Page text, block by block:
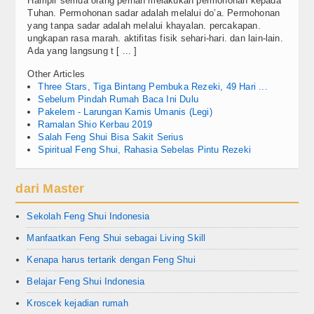
Tuhan. Permohonan sadar adalah melalui do’a. Permohonan
yang tanpa sadar adalah melalui khayalan. percakapan.
ungkapan rasa marah. aktifitas fisik sehari-hari. dan lain-lain.
Ada yang langsung t [ ... ]
Other Articles
Three Stars, Tiga Bintang Pembuka Rezeki, 49 Hari ...
Sebelum Pindah Rumah Baca Ini Dulu
Pakelem - Larungan Kamis Umanis (Legi)
Ramalan Shio Kerbau 2019
Salah Feng Shui Bisa Sakit Serius
Spiritual Feng Shui, Rahasia Sebelas Pintu Rezeki
dari Master
Sekolah Feng Shui Indonesia
Manfaatkan Feng Shui sebagai Living Skill
Kenapa harus tertarik dengan Feng Shui
Belajar Feng Shui Indonesia
Kroscek kejadian rumah